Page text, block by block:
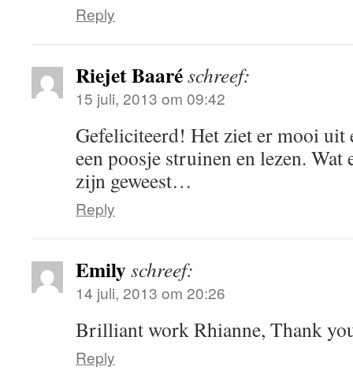
Reply
Riejet Baaréschreef:
15 juli, 2013 om 09:42
Gefeliciteerd! Het ziet er mooi uit
een poosje struinen en lezen.
zijn geweest…
Reply
Emilyschreef:
14 juli, 2013 om 20:26
Brilliant work Rhianne, Thank
Reply